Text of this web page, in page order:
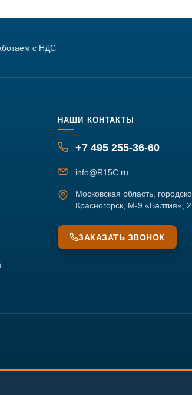
с НДС
НАШИ КОНТАКТЫ
+7 495 255-36-60
info@R15C.ru
Московская область,
Красногорск, М-9 «Балтия»,
ЗАКАЗАТЬ ЗВОНОК